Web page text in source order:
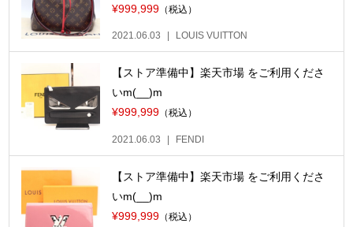
¥999,999 （税込）
2021.06.03 LOUIS VUITTON
【ストア準備中】楽天市場 をご利用くださ
いm(__)m
¥999,999 （税込）
2021.06.03 FENDI
【ストア準備中】楽天市場 をご利用くださ
いm(__)m
¥999,999 （税込）